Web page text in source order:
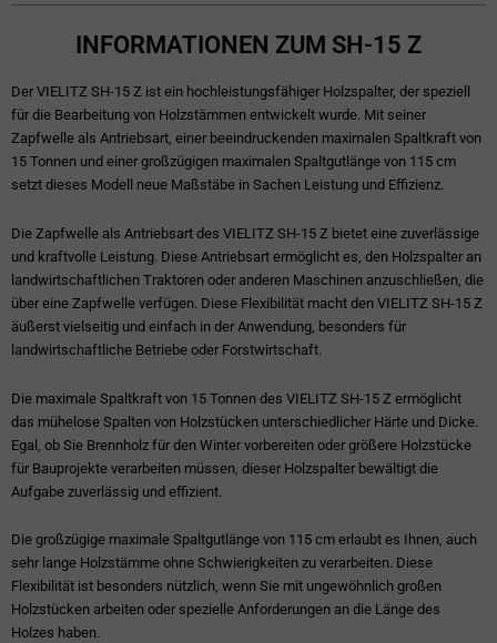
INFORMATIONEN ZUM SH-15 Z
Der VIELITZ SH-15 Z ist ein hochleistungsfähiger Holzspalter, der speziell
für die Bearbeitung von Holzstämmen entwickelt wurde. Mit seiner
Zapfwelle als Antriebsart, einer beeindruckenden maximalen Spaltkraft von
15 Tonnen und einer großzügigen maximalen Spaltgutlänge von 115 cm
setzt dieses Modell neue Maßstäbe in Sachen Leistung und Effizienz.
Die Zapfwelle als Antriebsart des VIELITZ SH-15 Z bietet eine zuverlässige
und kraftvolle Leistung. Diese Antriebsart ermöglicht es, den Holzspalter an
landwirtschaftlichen Traktoren oder anderen Maschinen anzuschließen, die
über eine Zapfwelle verfügen. Diese Flexibilität macht den VIELITZ SH-15 Z
äußerst vielseitig und einfach in der Anwendung, besonders für
landwirtschaftliche Betriebe oder Forstwirtschaft.
Die maximale Spaltkraft von 15 Tonnen des VIELITZ SH-15 Z ermöglicht
das mühelose Spalten von Holzstücken unterschiedlicher Härte und Dicke.
Egal, ob Sie Brennholz für den Winter vorbereiten oder größere Holzstücke
für Bauprojekte verarbeiten müssen, dieser Holzspalter bewältigt die
Aufgabe zuverlässig und effizient.
Die großzügige maximale Spaltgutlänge von 115 cm erlaubt es Ihnen, auch
sehr lange Holzstämme ohne Schwierigkeiten zu verarbeiten. Diese
Flexibilität ist besonders nützlich, wenn Sie mit ungewöhnlich großen
Holzstücken arbeiten oder spezielle Anforderungen an die Länge des
Holzes haben.